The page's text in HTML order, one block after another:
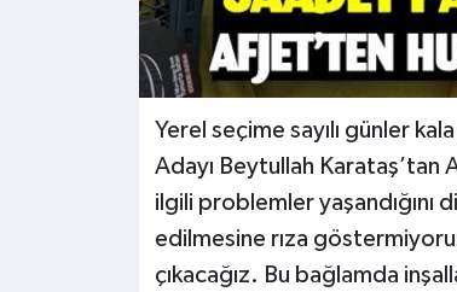
Yerel seçime sayılı günler
Adayı Beytullah Karataş’tan
ilgili problemler yaşandığını
edilmesine rıza
çıkacağız. Bu bağlamda